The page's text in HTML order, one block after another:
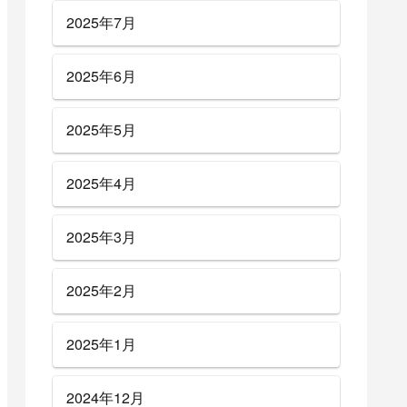
2025年7月
2025年6月
2025年5月
2025年4月
2025年3月
2025年2月
2025年1月
2024年12月